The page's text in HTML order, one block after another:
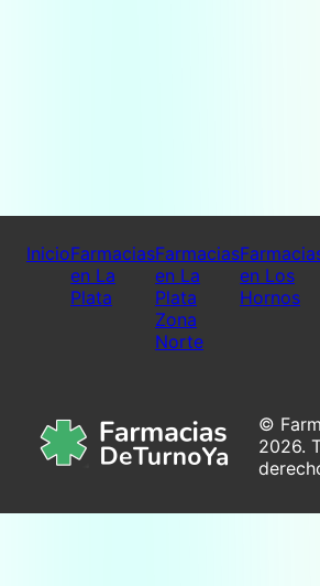
InicioFarmacias
en La
Plata
Farmacias
en La
Plata
Zona
Norte
en Los
Hornos
©
2026.